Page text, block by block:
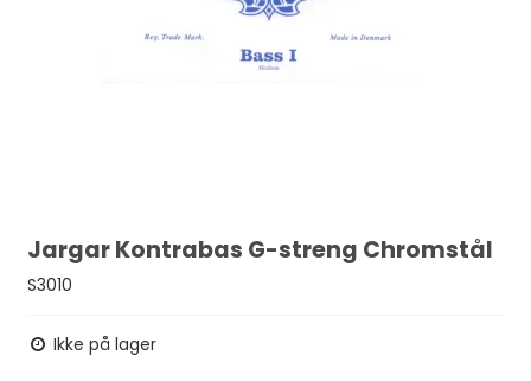
Jargar Kontrabas G-streng Chromstål
S3010
Ikke på lager